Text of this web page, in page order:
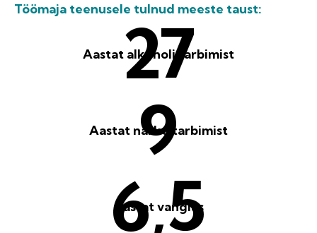
Töömaja teenusele tulnud meeste taust:
27
Aastat alkoholi tarbimist
9
Aastat narko tarbimist
6,5
Aastat vanglas